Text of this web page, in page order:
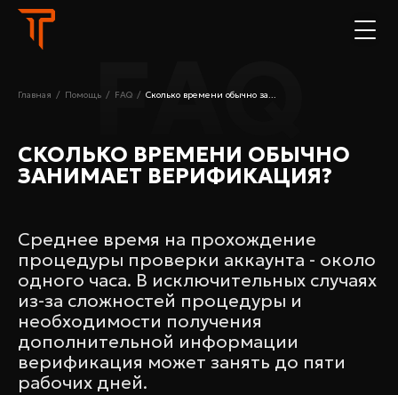
Главная / Помощь / FAQ / Сколько времени обычно за...
FAQ
СКОЛЬКО ВРЕМЕНИ ОБЫЧНО
ЗАНИМАЕТ ВЕРИФИКАЦИЯ?
Среднее время на прохождение
процедуры проверки аккаунта - около
одного часа. В исключительных случаях
из-за сложностей процедуры и
необходимости получения
дополнительной информации
верификация может занять до пяти
рабочих дней.